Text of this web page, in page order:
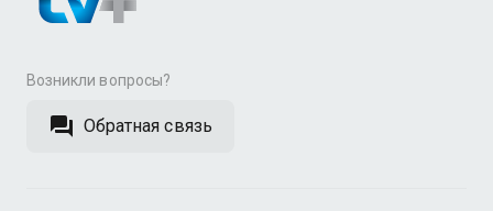
Возникли вопросы?
Обратная связь